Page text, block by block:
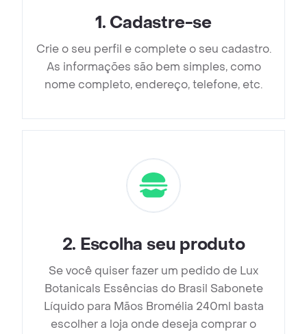
1. Cadastre-se
Crie o seu perfil e complete o seu cadastro.
As informações são bem simples, como
nome completo, endereço, telefone, etc.
2. Escolha seu produto
Se você quiser fazer um pedido de Lux
Botanicals Essências do Brasil Sabonete
Líquido para Mãos Bromélia 240ml basta
escolher a loja onde deseja comprar o